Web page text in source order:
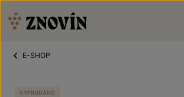
E-SHOP
VYPRODÁNO